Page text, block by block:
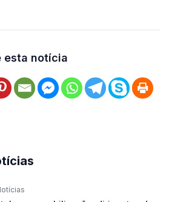
esta notícia